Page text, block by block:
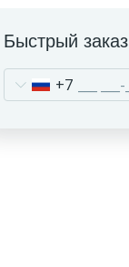
Быстрый заказ
+7